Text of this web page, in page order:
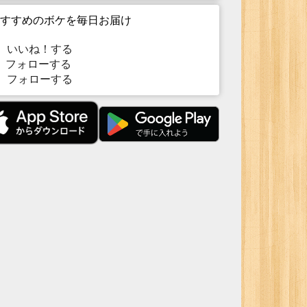
すめのボケを毎日お届け
いいね！する
ォローする
フォローする